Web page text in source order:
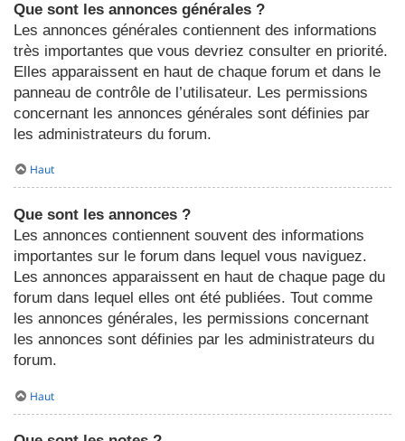
Que sont les annonces générales ?
Les annonces générales contiennent des informations
très importantes que vous devriez consulter en priorité.
Elles apparaissent en haut de chaque forum et dans le
panneau de contrôle de l’utilisateur. Les permissions
concernant les annonces générales sont définies par
les administrateurs du forum.
Haut
Que sont les annonces ?
Les annonces contiennent souvent des informations
importantes sur le forum dans lequel vous naviguez.
Les annonces apparaissent en haut de chaque page du
forum dans lequel elles ont été publiées. Tout comme
les annonces générales, les permissions concernant
les annonces sont définies par les administrateurs du
forum.
Haut